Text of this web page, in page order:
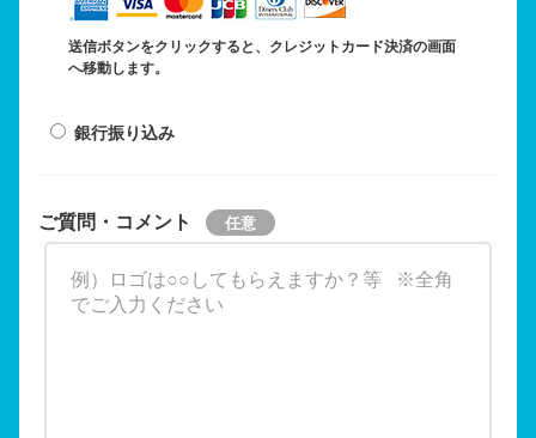
送信ボタンをクリックすると、クレジットカード決済の画面
へ移動します。
銀行振り込み
ご質問・コメント